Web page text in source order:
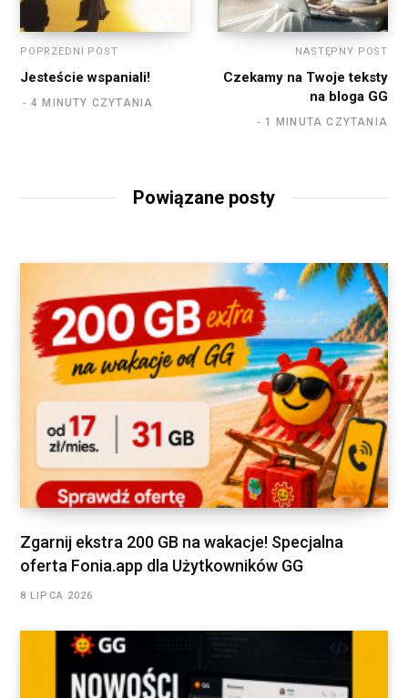
POPRZEDNI POST
Jesteście wspaniali!
4 MINUTY CZYTANIA
NASTĘPNY POST
Czekamy na Twoje teksty
na bloga GG
1 MINUTA CZYTANIA
Powiązane posty
Zgarnij ekstra 200 GB na wakacje! Specjalna
oferta Fonia.app dla Użytkowników GG
8 LIPCA 2026